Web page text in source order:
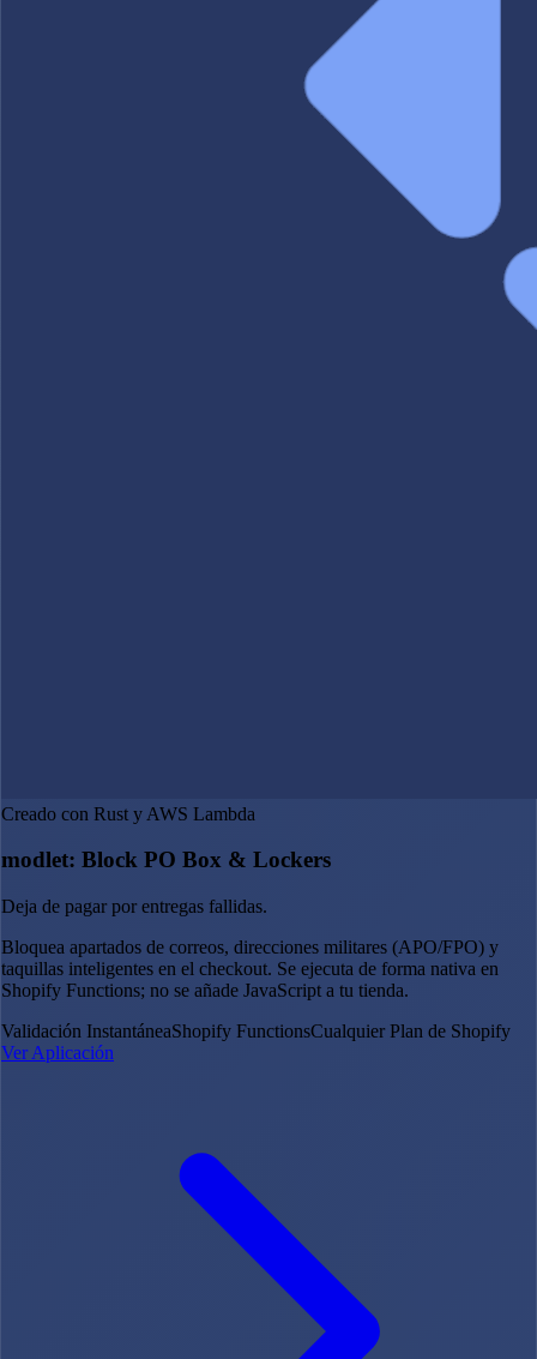
Creado con Rust y AWS Lambda
modlet: Block PO Box & Lockers
Deja de pagar por entregas fallidas.
Bloquea apartados de correos, direcciones militares (APO/FPO) y
taquillas inteligentes en el checkout. Se ejecuta de forma nativa en
Shopify Functions; no se añade JavaScript a tu tienda.
Validación InstantáneaShopify FunctionsCualquier Plan de Shopify
Ver Aplicación